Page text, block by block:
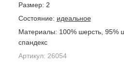
Размер: 2
Состояние: идеальное
Материалы: 100% шерсть, 95%
спандекс
Артикул: 26054